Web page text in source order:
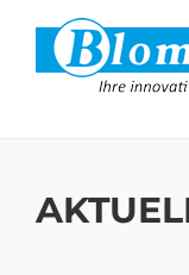
Skip to content